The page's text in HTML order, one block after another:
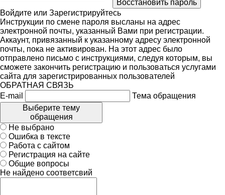
Войдите или Зарегистрируйтесь
Инструкции по смене пароля высланы на адрес
электронной почты, указанный Вами при регистрации.
Аккаунт, привязанный к указанному адресу электронной
почты, пока не активирован. На этот адрес было
отправлено письмо с инструкциями, следуя которым, вы
сможете закончить регистрацию и пользоваться услугами
сайта для зарегистрированных пользователей
ОБРАТНАЯ СВЯЗЬ
E-mail
Тема обращения
Выберите тему
обращения
Не выбрано
Ошибка в тексте
Работа с сайтом
Регистрация на сайте
Общие вопросы
Не найдено соответсвий